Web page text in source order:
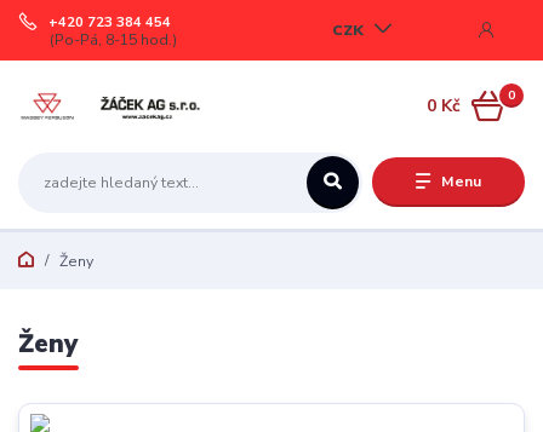
Menu
CZK
+420 723 384 454
(Po-Pá, 8-15 hod.)
0
0 Kč
Ženy
Ženy